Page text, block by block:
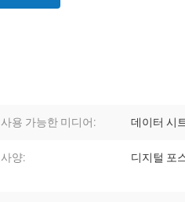
사용 가능한 미디어: 데이터 시
사양: 디지털 포